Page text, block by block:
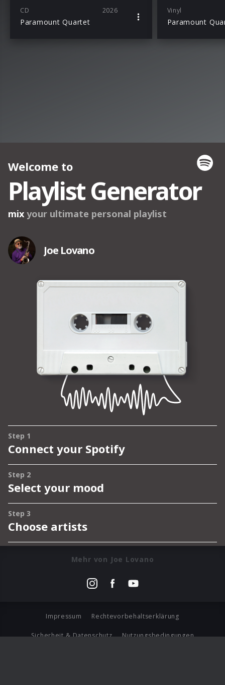
CD 2026
Paramount Quartet
Vinyl
Paramount
Mehr von Joe Lovano
Impressum Rechtevorbehaltserklärung
Sicherheit & Datenschutz Nutzungsbedingungen